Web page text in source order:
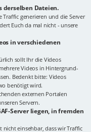
derselben Dateien.
Traffic generieren und die Server
Euch da mal nicht - unsere
in verschiedenen
sollt Ihr die Videos
Videos in Hintergrund-
Bedenkt bitte: Videos
benötigt wird.
externen Portalen
Servern.
Server liegen, in fremden
nicht einsehbar, dass wir Traffic